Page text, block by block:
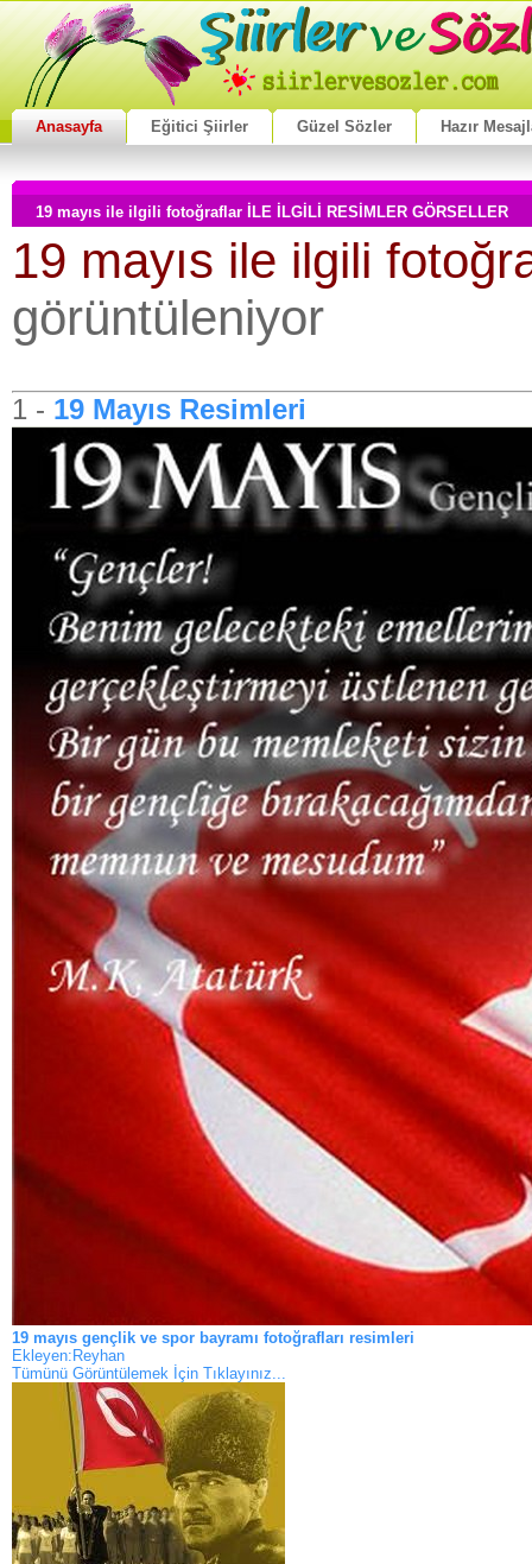
Anasayfa Eğitici Şiirler Güzel Sözler Hazır
19 mayıs ile ilgili fotoğraflar İLE İLGİLİ RESİMLER GÖRSELLER
19 mayıs ile ilgili
görüntüleniyor
1 - 19 Mayıs Resimleri
19 mayıs gençlik ve spor bayramı fotoğrafları resimleri
Ekleyen:Reyhan
Tümünü Görüntülemek İçin Tıklayınız...